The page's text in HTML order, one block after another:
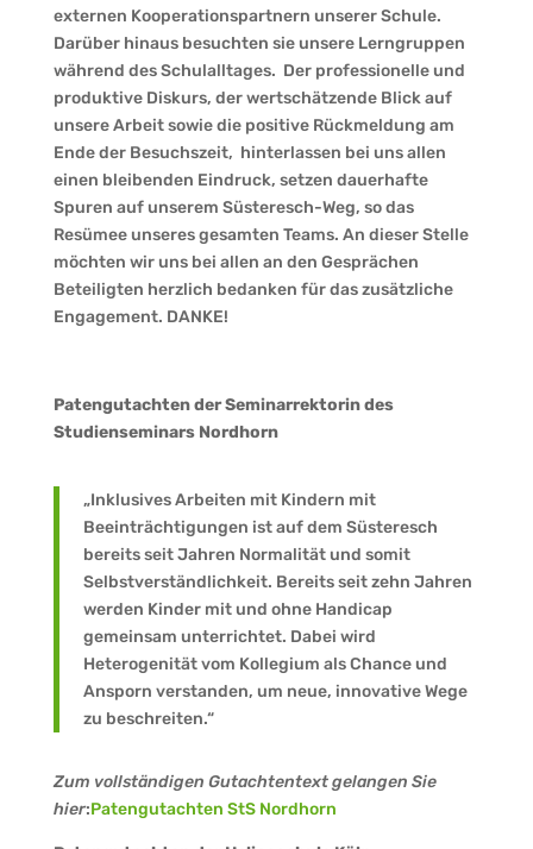
externen Kooperationspartnern unserer Schule.
Darüber hinaus besuchten sie unsere Lerngruppen
während des Schulalltages. Der professionelle und
produktive Diskurs, der wertschätzende Blick auf
unsere Arbeit sowie die positive Rückmeldung am
Ende der Besuchszeit, hinterlassen bei uns allen
einen bleibenden Eindruck, setzen dauerhafte
Spuren auf unserem Süsteresch-Weg, so das
Resümee unseres gesamten Teams. An dieser Stelle
möchten wir uns bei allen an den Gesprächen
Beteiligten herzlich bedanken für das zusätzliche
Engagement. DANKE!
Patengutachten der Seminarrektorin des
Studienseminars Nordhorn
„Inklusives Arbeiten mit Kindern mit
Beeinträchtigungen ist auf dem Süsteresch
bereits seit Jahren Normalität und somit
Selbstverständlichkeit. Bereits seit zehn Jahren
werden Kinder mit und ohne Handicap
gemeinsam unterrichtet. Dabei wird
Heterogenität vom Kollegium als Chance und
Ansporn verstanden, um neue, innovative Wege
zu beschreiten.“
Zum vollständigen Gutachtentext gelangen Sie
hier:Patengutachten StS Nordhorn